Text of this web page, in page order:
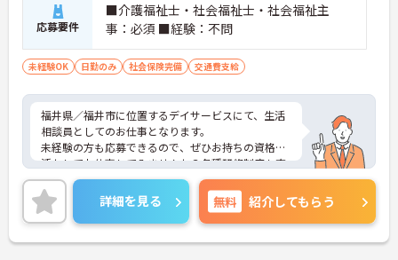
応募要件
■介護福祉士・社会福祉士・社会福祉主
事：必須 ■経験：不問
未経験OK 日勤のみ 社会保険完備 交通費支給
福井県／福井市に位置するデイサービスにて、生活
相談員としてのお仕事となります。
未経験の方も応募できるので、ぜひお持ちの資格を
活かしてお仕事してみませんか？各種研修制度も充
実しているので、ご自身のスキルアップも目指せま
す♪
ご興味ある方は面接ポイントをお伝えしますので、
お気軽にお問い合わせください♪
詳細を見る 無料 紹介してもらう